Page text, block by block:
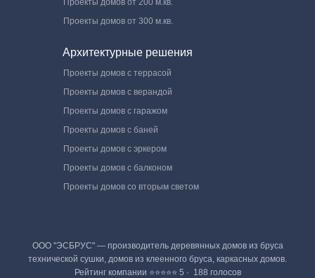
Проекты домов от 200 м.кв.
Проекты домов от 300 м.кв.
Архитектурные решения
Проекты домов с террасой
Проекты домов с верандой
Проекты домов с гаражом
Проекты домов с баней
Проекты домов с эркером
Проекты домов с балконом
Проекты домов со вторым светом
ООО "ЭСБРУС" — производитель деревянных домов из бруса
технической сушки, домов из клеенного бруса, каркасных домов.
Рейтинг компании ⭐⭐⭐⭐⭐ 5 · ‎ 188 голосов